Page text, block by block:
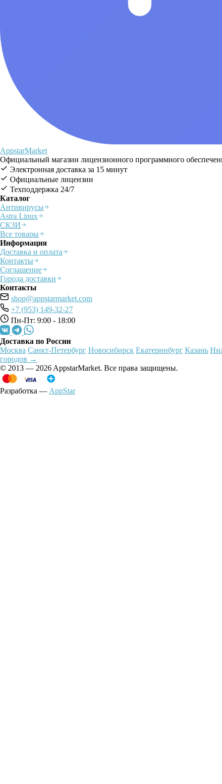
AppstarMarket
Официальный магазин лицензионного программного
Электронная доставка за 15 минут
Официальные лицензии
Техподдержка 24/7
Каталог
Антивирусы
Astra Linux
СКЗИ
Все товары
Информация
Доставка и оплата
Контакты
Соглашение
Города доставки
Контакты
shop@appstarmarket.com
+7 (953) 149-32-27
Пн-Пт: 9:00 - 18:00
Доставка по России
Москва Санкт-Петербург Новосибирск Екатеринбург Казань
городов →
© 2013 — 2026 AppstarMarket. Все права защищены.
Разработка — AppStar